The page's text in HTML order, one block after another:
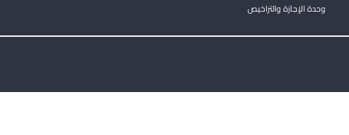
وحدة الإجازة والتراخيص